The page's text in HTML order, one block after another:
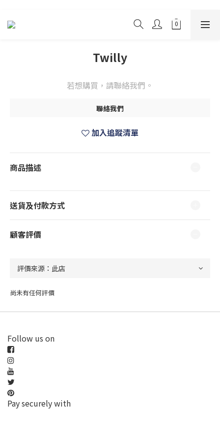
Twilly
若想購買，請聯絡我們。
聯絡我們
加入追蹤清單
商品描述
送貨及付款方式
顧客評價
尚未有任何評價
Follow us on
Pay securely with